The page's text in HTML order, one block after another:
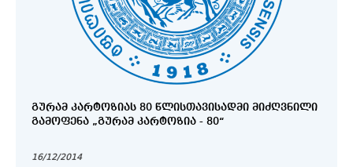
ᲒᲣᲠᲐᲛ ᲙᲐᲠᲢᲝᲖᲘᲐᲡ 80 ᲬᲚᲘᲡᲗᲐᲕᲘᲡᲐᲓᲛᲘ ᲛᲘᲫᲦᲕᲜᲘᲚᲘ
ᲒᲐᲛᲝᲤᲔᲜᲐ „ᲒᲣᲠᲐᲛ ᲙᲐᲠᲢᲝᲖᲘᲐ - 80“
16/12/2014